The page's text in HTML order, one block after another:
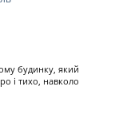
будинку, який
і тихо, навколо